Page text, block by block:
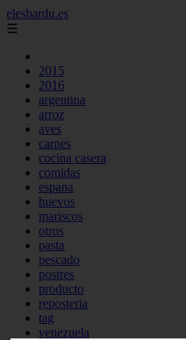
elesbardu.es
☰
2015
2016
argentina
arroz
aves
carnes
cocina casera
comidas
espana
huevos
mariscos
otros
pasta
pescado
postres
producto
reposteria
tag
venezuela